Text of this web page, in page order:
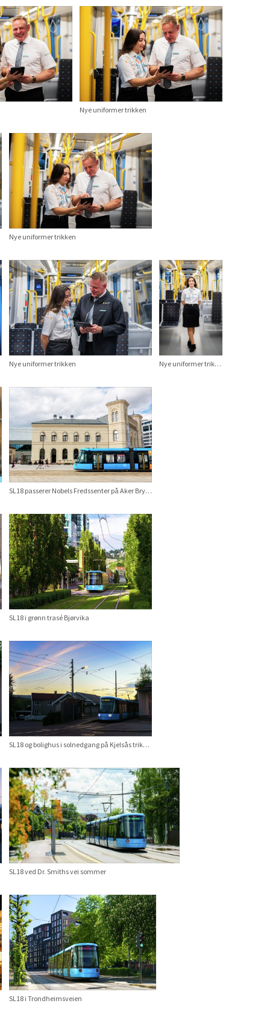
Nye uniformer trikken
Nye uniformer trikken
Nye uniformer trikken Nye uniformer trikken
SL18 passerer Nobels Fredssenter på Aker Brygge sommer
SL18 i grønn trasé Bjørvika
SL18 og bolighus i solnedgang på Kjelsås trikkestopp
SL18 ved Dr. Smiths vei sommer
SL18 i Trondheimsveien